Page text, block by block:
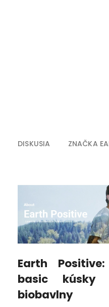
DISKUSIA ZNAČKA
Earth
basic kúsky
biobavlny